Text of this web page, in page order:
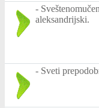
-
aleksandrijski.
- Sveti